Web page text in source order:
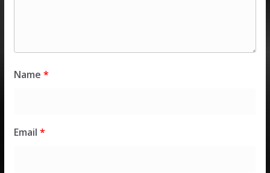
Name *
Email *